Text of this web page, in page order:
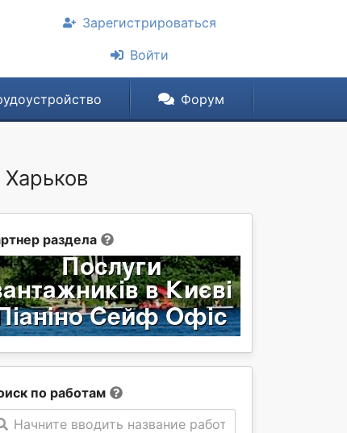
Зарегистрироваться
Войти
Форум
раздела
по работам
Начните вводить название работы